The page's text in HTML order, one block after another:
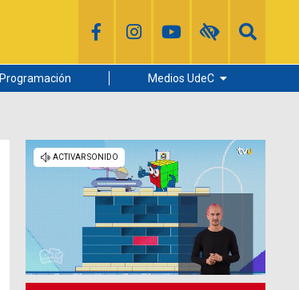
Programación Medios UdeC
Radio UdeC
Noticias UdeC
La Discusión